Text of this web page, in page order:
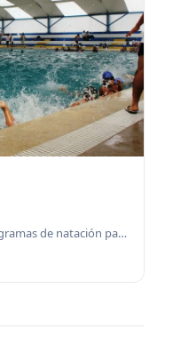
Piscina deportiva en Lima con programas de natación para todas las edades.